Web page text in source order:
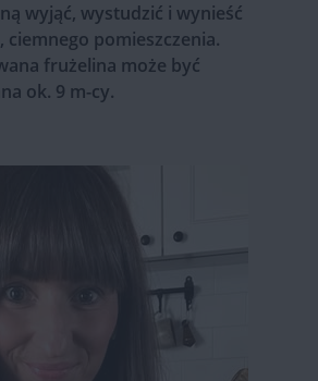
wyjąć, wystudzić i wynieść
ciemnego pomieszczenia.
frużelina może być
ok. 9 m-cy.